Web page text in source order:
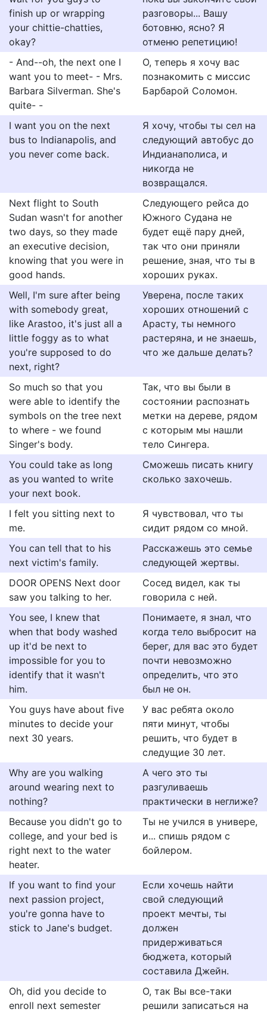
finish up or wrapping
your chittie-chatties,
okay?
разговоры... Вашу
ботовню, ясно? Я
отменю репетицию!
- And--oh, the next one I
want you to meet- - Mrs.
Barbara Silverman. She's
quite- -
О, теперь я хочу вас
познакомить с миссис
Барбарой Соломон.
I want you on the next
bus to Indianapolis, and
you never come back.
Я хочу, чтобы ты сел на
следующий автобус до
Индианаполиса, и
никогда не
возвращался.
Next flight to South
Sudan wasn't for another
two days, so they made
an executive decision,
knowing that you were in
good hands.
Следующего рейса до
Южного Судана не
будет ещё пару дней,
так что они приняли
решение, зная, что ты в
хороших руках.
Well, I'm sure after being
with somebody great,
like Arastoo, it's just all a
little foggy as to what
you're supposed to do
next, right?
Уверена, после таких
хороших отношений с
Арасту, ты немного
растеряна, и не знаешь,
что же дальше делать?
So much so that you
were able to identify the
symbols on the tree next
to where - we found
Singer's body.
Так, что вы были в
состоянии распознать
метки на дереве, рядом
с которым мы нашли
тело Сингера.
You could take as long
as you wanted to write
your next book.
Сможешь писать книгу
сколько захочешь.
I felt you sitting next to
me.
Я чувствовал, что ты
сидит рядом со мной.
You can tell that to his
next victim's family.
Расскажешь это семье
следующей жертвы.
DOOR OPENS Next door
saw you talking to her.
Сосед видел, как ты
говорила с ней.
You see, I knew that
when that body washed
up it'd be next to
impossible for you to
identify that it wasn't
him.
Понимаете, я знал, что
когда тело выбросит на
берег, для вас это будет
почти невозможно
определить, что это
был не он.
You guys have about five
minutes to decide your
next 30 years.
У вас ребята около
пяти минут, чтобы
решить, что будет в
следущие 30 лет.
Why are you walking
around wearing next to
nothing?
А чего это ты
разгуливаешь
практически в неглиже?
Because you didn't go to
college, and your bed is
right next to the water
heater.
Ты не учился в универе,
и... спишь рядом с
бойлером.
If you want to find your
next passion project,
you're gonna have to
stick to Jane's budget.
Если хочешь найти
свой следующий
проект мечты, ты
должен
придерживаться
бюджета, который
составила Джейн.
Oh, did you decide to
enroll next semester
О, так Вы все-таки
решили записаться на